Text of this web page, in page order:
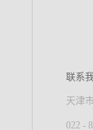
联系
天津
022 -